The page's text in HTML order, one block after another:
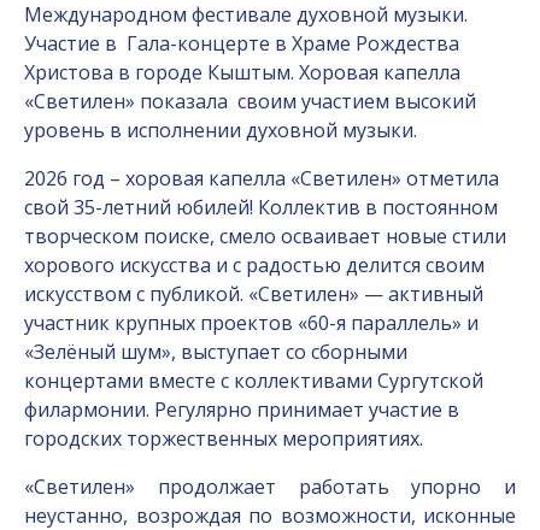
Международном фестивале духовной музыки.
Участие в Гала-концерте в Храме Рождества
Христова в городе Кыштым. Хоровая капелла
«Светилен» показала своим участием высокий
уровень в исполнении духовной музыки.
2026 год – хоровая капелла «Светилен» отметила
свой 35-летний юбилей! Коллектив в постоянном
творческом поиске, смело осваивает новые стили
хорового искусства и с радостью делится своим
искусством с публикой. «Светилен» — активный
участник крупных проектов «60-я параллель» и
«Зелёный шум», выступает со сборными
концертами вместе с коллективами Сургутской
филармонии. Регулярно принимает участие в
городских торжественных мероприятиях.
«Светилен» продолжает работать упорно и
неустанно, возрождая по возможности, исконные